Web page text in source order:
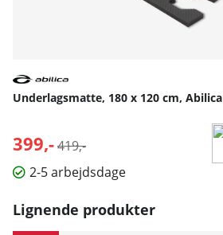
Underlagsmatte, 180 x 120 cm, Abilica
399,- Normalpris:
419,-
2-5 arbejdsdage
Lignende produkter